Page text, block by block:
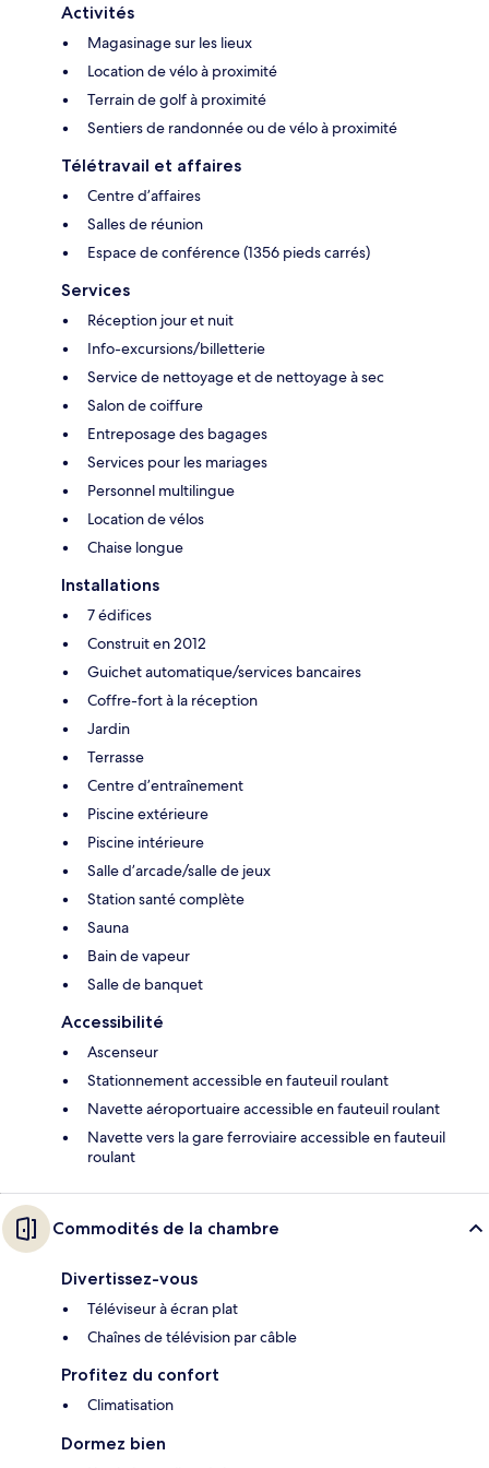
Activités
Magasinage sur les lieux
Location de vélo à proximité
Terrain de golf à proximité
Sentiers de randonnée ou de vélo à proximité
Télétravail et affaires
Centre d’affaires
Salles de réunion
Espace de conférence (1356 pieds carrés)
Services
Réception jour et nuit
Info-excursions/billetterie
Service de nettoyage et de nettoyage à sec
Salon de coiffure
Entreposage des bagages
Services pour les mariages
Personnel multilingue
Location de vélos
Chaise longue
Installations
7 édifices
Construit en 2012
Guichet automatique/services bancaires
Coffre-fort à la réception
Jardin
Terrasse
Centre d’entraînement
Piscine extérieure
Piscine intérieure
Salle d’arcade/salle de jeux
Station santé complète
Sauna
Bain de vapeur
Salle de banquet
Accessibilité
Ascenseur
Stationnement accessible en fauteuil roulant
Navette aéroportuaire accessible en fauteuil roulant
Navette vers la gare ferroviaire accessible en fauteuil
roulant
Commodités de la chambre
Divertissez-vous
Téléviseur à écran plat
Chaînes de télévision par câble
Profitez du confort
Climatisation
Dormez bien